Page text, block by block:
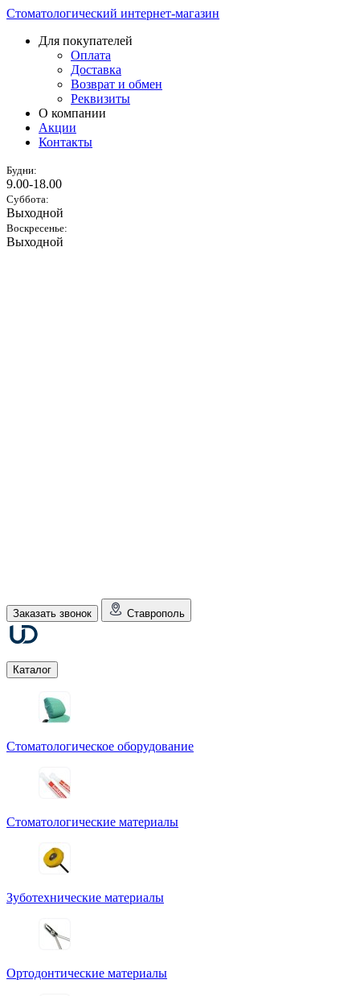
Стоматологический интернет-магазин
Для покупателей
Оплата
Доставка
Возврат и обмен
Реквизиты
О компании
Акции
Контакты
Будни:
9.00-18.00
Суббота:
Выходной
Воскресенье:
Выходной
Заказать звонок Ставрополь
Каталог
Стоматологическое оборудование
Стоматологические материалы
Зуботехнические материалы
Ортодонтические материалы